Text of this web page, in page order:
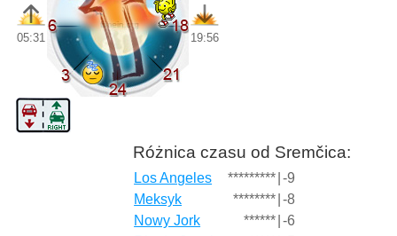
05:31 19:56
Różnica czasu od Sremčica:
Los Angeles ********* -9
Meksyk
******** -8
Nowy Jork
****** -6